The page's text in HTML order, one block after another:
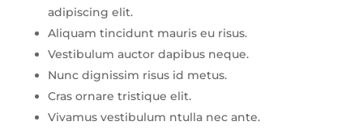
adipiscing elit.
Aliquam tincidunt mauris eu risus.
Vestibulum auctor dapibus neque.
Nunc dignissim risus id metus.
Cras ornare tristique elit.
Vivamus vestibulum ntulla nec ante.